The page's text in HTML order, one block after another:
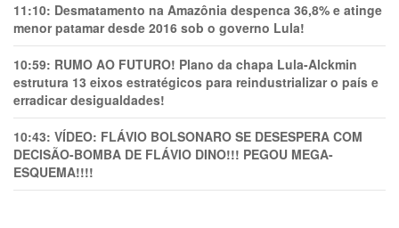
11:10: Desmatamento na Amazônia despenca 36,8% e atinge
menor patamar desde 2016 sob o governo Lula!
10:59: RUMO AO FUTURO! Plano da chapa Lula-Alckmin
estrutura 13 eixos estratégicos para reindustrializar o país e
erradicar desigualdades!
10:43: VÍDEO: FLÁVIO BOLSONARO SE DESESPERA COM
DECISÃO-BOMBA DE FLÁVIO DINO!!! PEGOU MEGA-
ESQUEMA!!!!